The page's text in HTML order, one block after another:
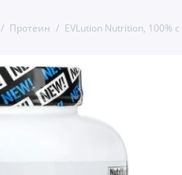
Протеин EVLution Nutrition, 100%